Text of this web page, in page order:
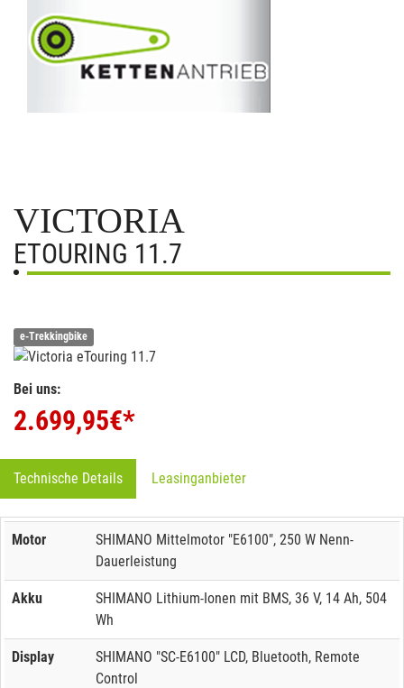
VICTORIA
ETOURING 11.7
e-Trekkingbike
Bei uns:
2.699,95€*
Technische Details Leasinganbieter
Motor
SHIMANO Mittelmotor "E6100", 250 W Nenn-
Dauerleistung
Akku
SHIMANO Lithium-Ionen mit BMS, 36 V, 14 Ah, 504
Wh
Display
SHIMANO "SC-E6100" LCD, Bluetooth, Remote
Control